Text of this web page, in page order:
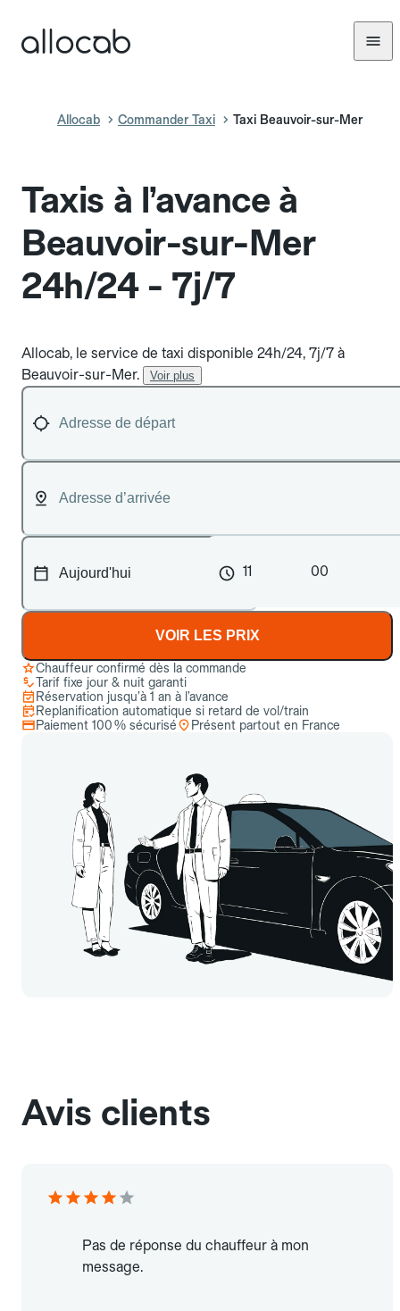
Allocab Commander Taxi Taxi Beauvoir-sur-Mer
Taxis à l’avance à
Beauvoir-sur-Mer
24h/24 - 7j/7
Allocab, le service de taxi disponible 24h/24, 7j/7 à
Beauvoir-sur-Mer.
Voir plus
11 00
VOIR LES PRIX
Chauffeur confirmé dès la commande
Tarif fixe jour & nuit garanti
Réservation jusqu’à 1 an à l’avance
Replanification automatique si retard de vol/train
Paiement 100 % sécurisé
Présent partout en France
Avis clients
Pas de réponse du chauffeur à mon
message.